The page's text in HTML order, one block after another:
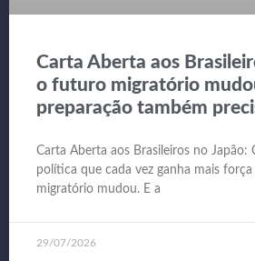
Carta Aberta aos
o futuro migratório
preparação também
Carta Aberta aos Brasileiros no Japão:
política que cada vez ganha mais
migratório mudou. E a
29/07/2026